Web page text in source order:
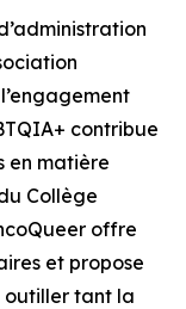
contribue
en matière
Collège
offre
et propose
outiller tant la